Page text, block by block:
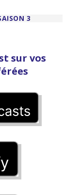
3
sur vos